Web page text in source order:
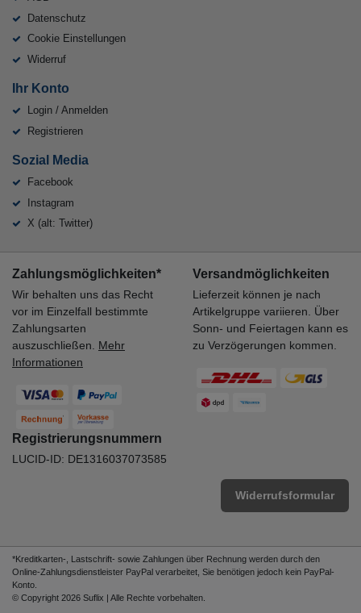
Datenschutz
Cookie Einstellungen
Widerruf
Ihr Konto
Login / Anmelden
Registrieren
Sozial Media
Facebook
Instagram
X (alt: Twitter)
Zahlungsmöglichkeiten*
Wir behalten uns das Recht
vor im Einzelfall bestimmte
Zahlungsarten
auszuschließen. Mehr
Informationen
Versandmöglichkeiten
Lieferzeit können je nach
Artikelgruppe variieren. Über
Sonn- und Feiertagen kann es
zu Verzögerungen kommen.
Registrierungsnummern
LUCID-ID: DE1316037073585
Widerrufsformular
*Kreditkarten-, Lastschrift- sowie Zahlungen über Rechnung werden durch den
Online-Zahlungsdienstleister PayPal verarbeitet, Sie benötigen jedoch kein PayPal-
Konto.
© Copyright 2026 Suflix | Alle Rechte vorbehalten.